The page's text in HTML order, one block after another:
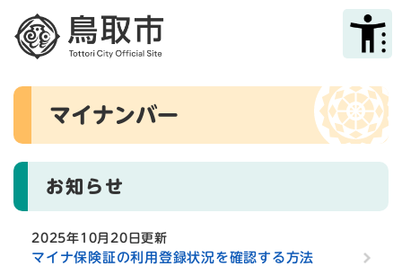
メニューを飛ばして本文へ
本
マイナンバー
お知らせ
2025年10月20日更新
マイナ保険証の利用登録状況を確認する方法